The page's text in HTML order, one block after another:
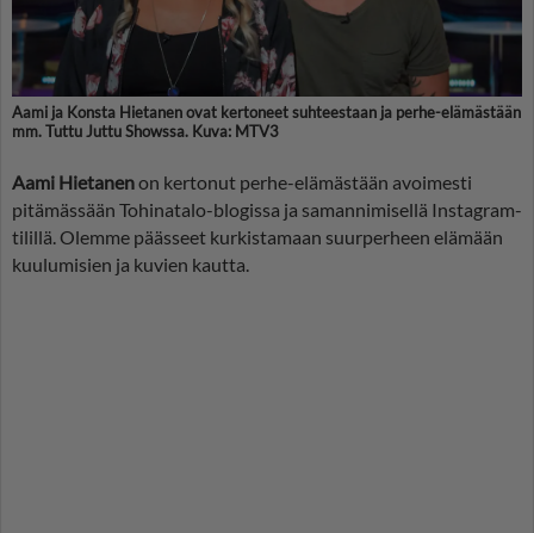
Aami ja Konsta Hietanen ovat kertoneet suhteestaan ja perhe-elämästään
mm. Tuttu Juttu Showssa. Kuva: MTV3
Aami Hietanenon kertonut perhe-elämästään avoimesti
pitämässään Tohinatalo-blogissa ja samannimisellä Instagram-
tilillä. Olemme päässeet kurkistamaan suurperheen elämään
kuulumisien ja kuvien kautta.